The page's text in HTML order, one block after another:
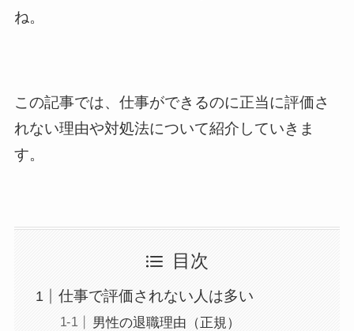
ね。
この記事では、仕事ができるのに正当に評価さ
れない理由や対処法について紹介していきま
す。
目次
仕事で評価されない人は多い
男性の退職理由（正規）